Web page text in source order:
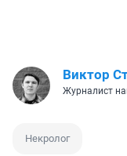
Виктор
Журналист
Некролог